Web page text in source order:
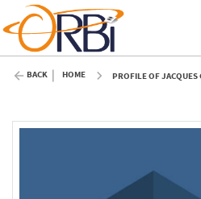
BACK HOME PROFILE OF JACQUES